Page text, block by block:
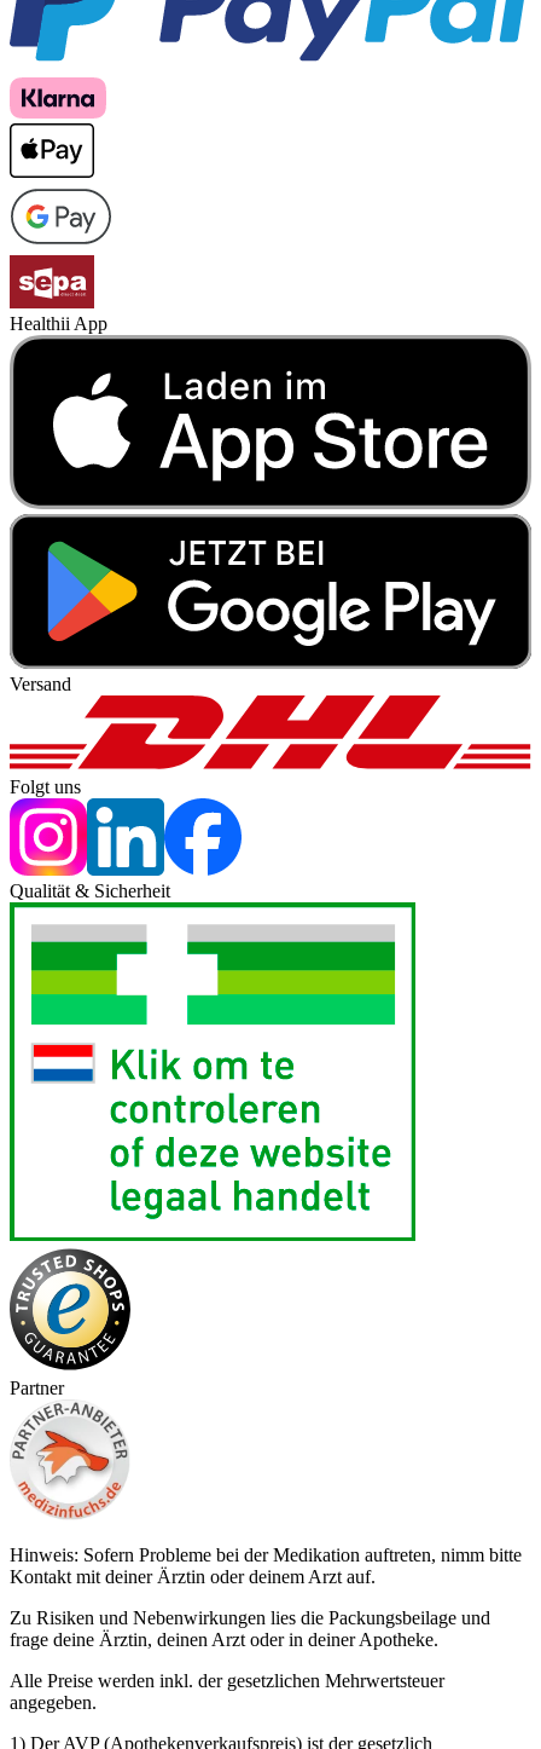
Healthii App
Versand
Folgt uns
Qualität & Sicherheit
Partner
Hinweis: Sofern Probleme bei der Medikation auftreten, nimm bitte
Kontakt mit deiner Ärztin oder deinem Arzt auf.
Zu Risiken und Nebenwirkungen lies die Packungsbeilage und
frage deine Ärztin, deinen Arzt oder in deiner Apotheke.
Alle Preise werden inkl. der gesetzlichen Mehrwertsteuer
angegeben.
1) Der AVP (Apothekenverkaufspreis) ist der gesetzlich